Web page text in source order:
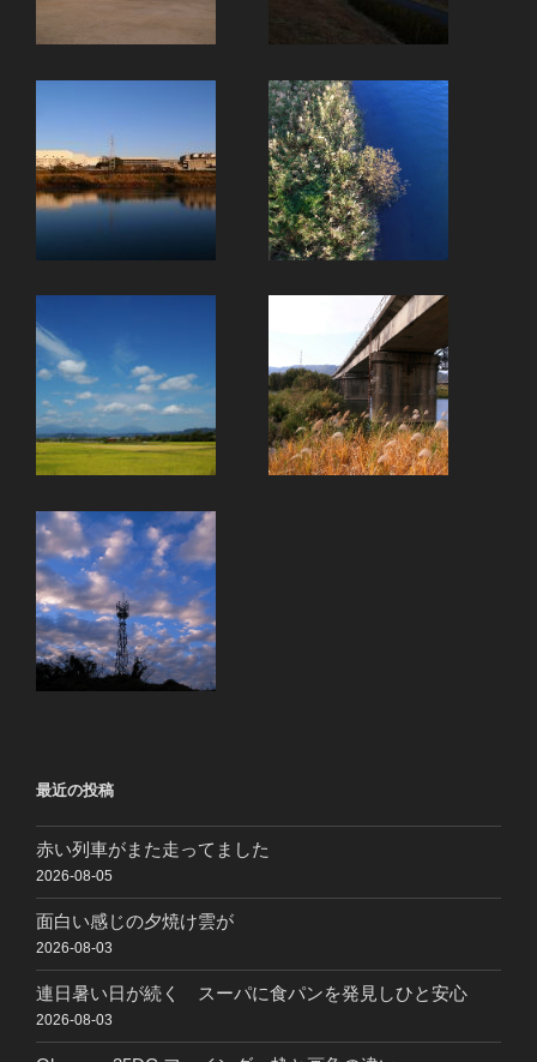
最近の投稿
赤い列車がまた走ってました
2026-08-05
面白い感じの夕焼け雲が
2026-08-03
連日暑い日が続く スーパに食パンを発見しひと安心
2026-08-03